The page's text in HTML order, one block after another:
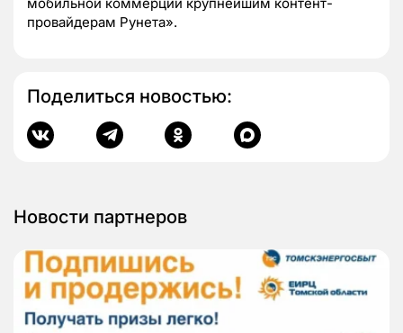
мобильной коммерции крупнейшим контент-
провайдерам Рунета».
Поделиться новостью:
Новости партнеров